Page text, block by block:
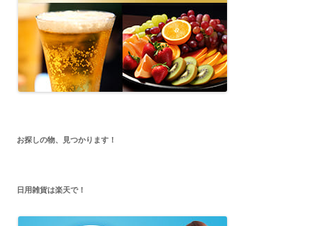
お探しの物、見つかります！
日用雑貨は楽天で！